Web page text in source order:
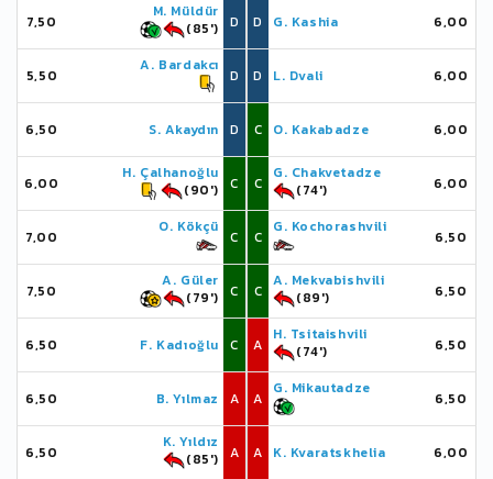
7,50
M. Müldür
(85')
D
5,50
A. Bardakcı
D
6,50 S. Akaydın D
6,00
H. Çalhanoğlu
(90')
C
7,00
O. Kökçü
C
7,50
A. Güler
(79')
C
6,50 F. Kadıoğlu C
6,50 B. Yılmaz A
6,50
K. Yıldız
(85')
A
D G. Kashia 6,00
D L. Dvali 6,00
C O. Kakabadze 6,00
C
G. Chakvetadze
(74')
6,00
C
G. Kochorashvili
6,50
C
A. Mekvabishvili
(89')
6,50
A
H. Tsitaishvili
(74')
6,50
A
G. Mikautadze
6,50
A K. Kvaratskhelia 6,00